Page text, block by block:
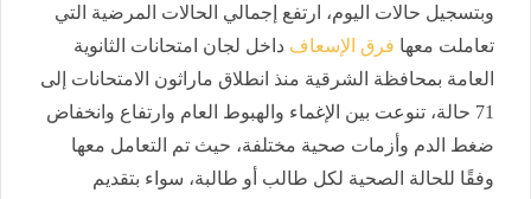
وبتسجيل حالات اليوم، ارتفع إجمالي الحالات المرضية التي
تعاملت معها فرق الإسعاف داخل لجان امتحانات الثانوية
العامة بمحافظة الشرقية منذ انطلاق ماراثون الامتحانات إلى
71 حالة، تنوعت بين الإغماء والهبوط العام وارتفاع وانخفاض
ضغط الدم وأزمات صحية مختلفة، حيث تم التعامل معها
وفقًا للحالة الصحية لكل طالب أو طالبة، سواء بتقديم